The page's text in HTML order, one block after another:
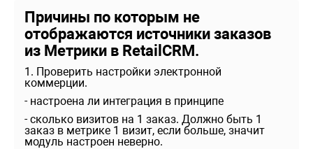
Причины по которым не
отображаются источники заказов
из Метрики в RetailCRM.
1. Проверить настройки электронной
коммерции.
- настроена ли интеграция в принципе
- сколько визитов на 1 заказ. Должно быть 1
заказ в метрике 1 визит, если больше, значит
модуль настроен неверно.